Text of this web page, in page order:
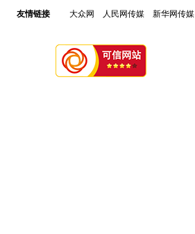
友情链接 大众网 人民网传媒 新华网传媒